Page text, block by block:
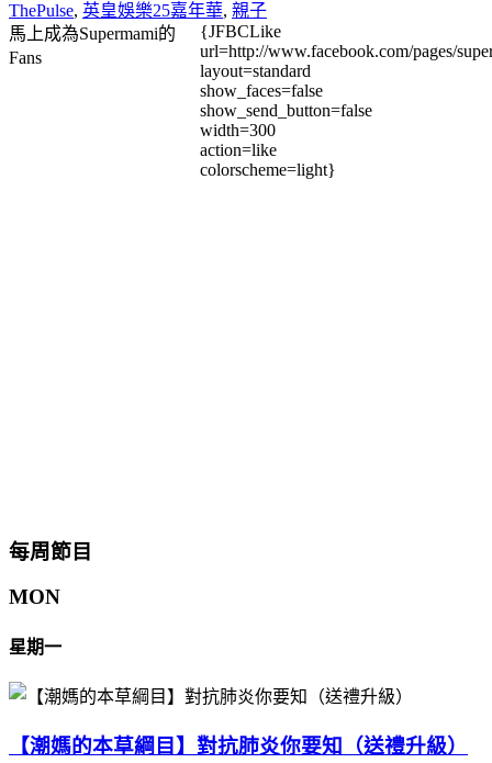
ThePulse, 英皇娛樂25嘉年華, 親子
馬上成為Supermami的
Fans
{JFBCLike
url=http://www.facebook.com/pages/
layout=standard
show_faces=false
show_send_button=false
width=300
action=like
colorscheme=light}
每周節目
MON
星期一
【潮媽的本草綱目】對抗肺炎你要知（送禮升級）